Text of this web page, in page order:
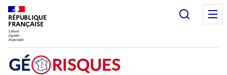
RÉPUBLIQUE
FRANÇAISE